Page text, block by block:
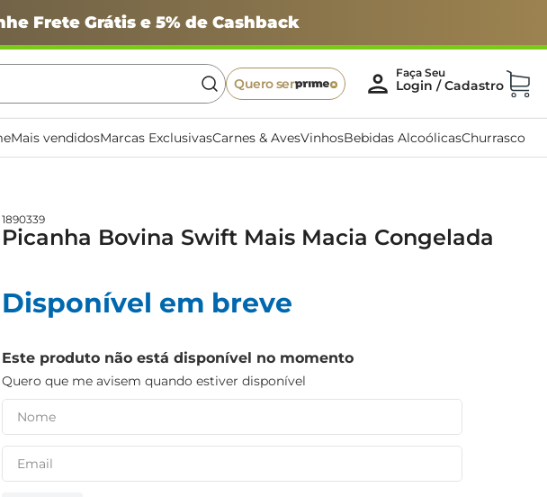
Frete Grátis e 5% de Cashback
Quero ser
Mais vendidosMarcas ExclusivasCarnes & AvesVinhosBebidas AlcoólicasChurrasco
1890339
Picanha Bovina Swift Mais Macia Congelada
Disponível em breve
Este produto não está disponível no momento
Quero que me avisem quando estiver disponível